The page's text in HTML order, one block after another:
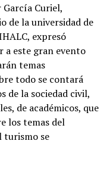
Curiel,
de la universidad de
expresó
a este gran evento
temas
todo se contará
de la sociedad civil,
de académicos, que
los temas del
turismo se